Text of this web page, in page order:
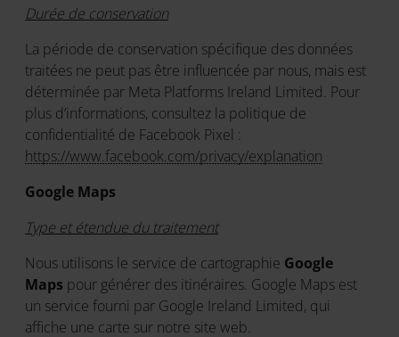
Durée de conservation
La période de conservation spécifique des données
traitées ne peut pas être influencée par nous, mais est
déterminée par Meta Platforms Ireland Limited. Pour
plus d’informations, consultez la politique de
confidentialité de Facebook Pixel :
https://www.facebook.com/privacy/explanation
Google Maps
Type et étendue du traitement
Nous utilisons le service de cartographie Google
Maps pour générer des itinéraires. Google Maps est
un service fourni par Google Ireland Limited, qui
affiche une carte sur notre site web.